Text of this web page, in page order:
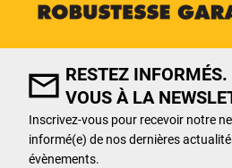
RESTEZ
VOUS À LA
Inscrivez-vous pour recevoir notre
informé(e) de nos dernières
évènements.